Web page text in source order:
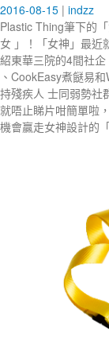
2016-08-15 indzz
Plastic Thing筆下的
女 」！「女神」最近
紹東華三院的4間社
、CookEasy煮餸易
持殘疾人 士同弱勢社
就唔止睇片咁簡單啦
機會贏走女神設計的